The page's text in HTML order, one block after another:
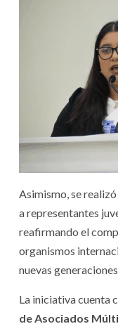
Asimismo, se
a representantes
reafirmando el
organismos
nuevas
La iniciativa cuenta
de Asociados